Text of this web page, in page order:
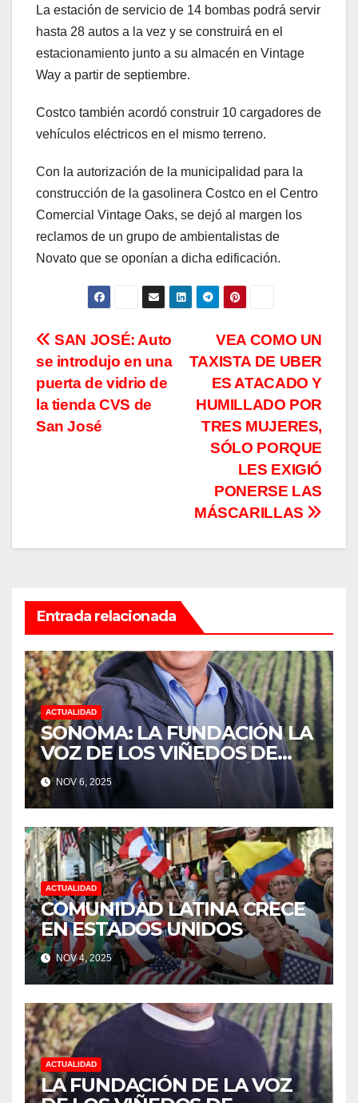
La estación de servicio de 14 bombas podrá servir
hasta 28 autos a la vez y se construirá en el
estacionamiento junto a su almacén en Vintage
Way a partir de septiembre.
Costco también acordó construir 10 cargadores de
vehículos eléctricos en el mismo terreno.
Con la autorización de la municipalidad para la
construcción de la gasolinera Costco en el Centro
Comercial Vintage Oaks, se dejó al margen los
reclamos de un grupo de ambientalistas de
Novato que se oponían a dicha edificación.
Navegación
de
entradas
VEA COMO UN
TAXISTA DE UBER
ES ATACADO Y
HUMILLADO POR
TRES MUJERES,
SÓLO PORQUE
LES EXIGIÓ
PONERSE LAS
MÁSCARILLAS
SAN JOSÉ: Auto
se introdujo en una
puerta de vidrio de
la tienda CVS de
San José
Entrada relacionada
ACTUALIDAD
SONOMA: LA FUNDACIÓN LA
VOZ DE LOS VIÑEDOS DE
SONOMA, RECONOCIÓ A LOS
TRABAJADORES DEL MES DE
FEBRERO POR SU GRAN
TRABAJO EN LA PODA DE
UVAS
NOV 6, 2025
ACTUALIDAD
COMUNIDAD LATINA CRECE
EN ESTADOS UNIDOS
NOV 4, 2025
ACTUALIDAD
LA FUNDACIÓN DE LA VOZ